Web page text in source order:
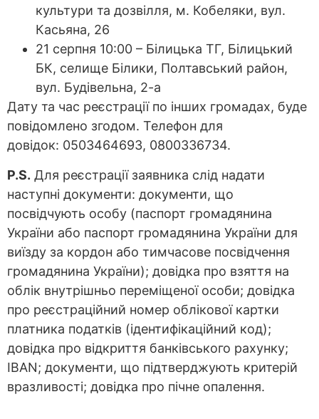
культури та дозвілля, м. Кобеляки, вул.
Касьяна, 26
21 серпня 10:00 – Білицька ТГ, Білицький
БК, селище Білики, Полтавський район,
вул. Будівельна, 2-а
Дату та час реєстрації по інших громадах, буде
повідомлено згодом. Телефон для
довідок: 0503464693, 0800336734.
P.S. Для реєстрації заявника слід надати
наступні документи: документи, що
посвідчують особу (паспорт громадянина
України або паспорт громадянина України для
виїзду за кордон або тимчасове посвідчення
громадянина України); довідка про взяття на
облік внутрішньо переміщеної особи; довідка
про реєстраційний номер облікової картки
платника податків (ідентифікаційний код);
довідка про відкриття банківського рахунку;
IBAN; документи, що підтверджують критерій
вразливості; довідка про пічне опалення.